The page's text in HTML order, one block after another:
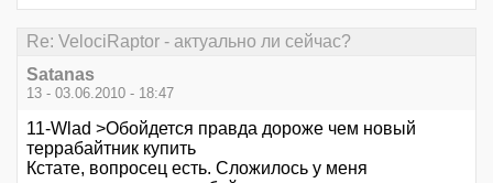
Re: VelociRaptor - актуально ли сейчас?
Satanas
13 - 03.06.2010 - 18:47
11-Wlad >Обойдется правда дороже чем новый
террабайтник купить
Кстате, вопросец есть. Сложилось у меня